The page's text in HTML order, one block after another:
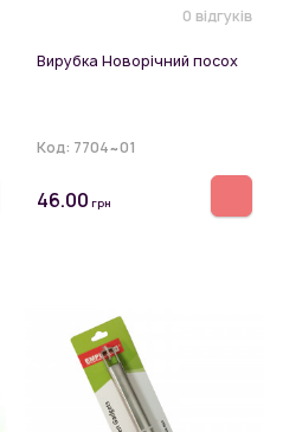
0 відгуків
Вирубка Новорічний посох
Код: 7704~01
46.00 грн